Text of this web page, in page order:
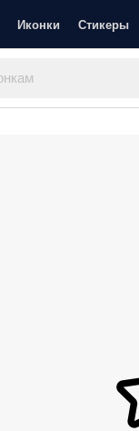
Иконки Стикеры